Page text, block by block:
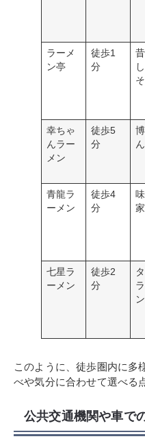
ラーメ
ン亭
徒歩1
分
幸ちゃ
んラー
メン
徒歩5
分
青龍ラ
ーメン
徒歩4
分
七星ラ
ーメン
徒歩2
分
ン
このように、徒歩圏内に多
べや気分に合わせて選べる
公共交通機関や車で